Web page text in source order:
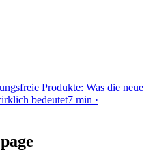
Produkte: Was die neue
bedeutet7 min ·